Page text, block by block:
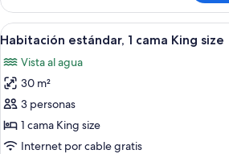
doble
estándar,
2
dobles
Ver
todas
las
fotos
de
Habitación
estándar,
8
Habitación estándar, 1 cama King size
Vista al agua
30 m²
3 personas
1 cama King size
Internet por cable gratis